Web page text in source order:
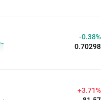
-0.39%
0.70290
+3.71%